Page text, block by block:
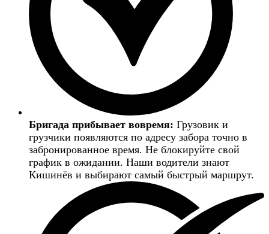
Бригада прибывает вовремя: Грузовик и
грузчики появляются по адресу забора точно в
забронированное время. Не блокируйте свой
график в ожидании. Наши водители знают
Кишинёв и выбирают самый быстрый маршрут.